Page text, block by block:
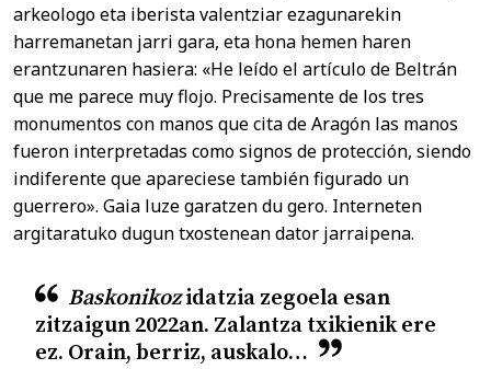
arkeologo eta iberista valentziar ezagunarekin
harremanetan jarri gara, eta hona hemen haren
erantzunaren hasiera: «He leído el artículo de Beltrán
que me parece muy flojo. Precisamente de los tres
monumentos con manos que cita de Aragón las manos
fueron interpretadas como signos de protección, siendo
indiferente que apareciese también figurado un
guerrero». Gaia luze garatzen du gero. Interneten
argitaratuko dugun txostenean dator jarraipena.
Baskonikozidatzia zegoela esan
zitzaigun 2022an. Zalantza txikienik ere
ez. Orain, berriz, auskalo…